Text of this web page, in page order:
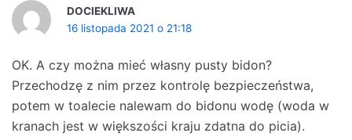
DOCIEKLIWA
16 listopada 2021 o 21:18
OK. A czy można mieć własny pusty bidon?
Przechodzę z nim przez kontrolę bezpieczeństwa,
potem w toalecie nalewam do bidonu wodę (woda w
kranach jest w większości kraju zdatna do picia).